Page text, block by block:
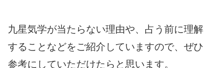
九星気学が当たらない理由や、占う前に理解
することなどをご紹介していますので、ぜひ
参考にしていただけたらと思います。